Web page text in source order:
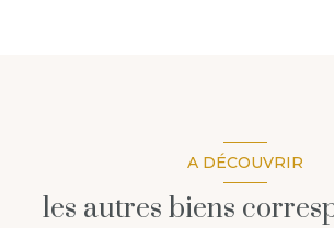
A DÉCOUVRIR
les autres biens